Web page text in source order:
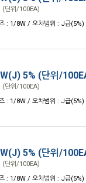
단위/100EA)
: 1/8W / 오차범위 : J급(5%)
5% (단위/
단위/100EA)
: 1/8W / 오차범위 : J급(5%)
5% (단위/
단위/100EA)
: 1/8W / 오차범위 : J급(5%)